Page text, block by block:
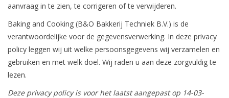
aanvraag in te zien, te corrigeren of te verwijderen.
Baking and Cooking (B&O Bakkerij Techniek B.V.) is de
verantwoordelijke voor de gegevensverwerking. In deze privacy
policy leggen wij uit welke persoonsgegevens wij verzamelen en
gebruiken en met welk doel. Wij raden u aan deze zorgvuldig te
lezen.
Deze privacy policy is voor het laatst aangepast op 14-03-